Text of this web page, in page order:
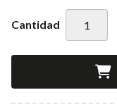
Cantidad